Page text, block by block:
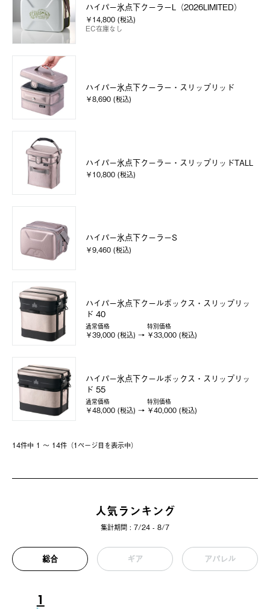
ハイパー氷点下クーラーL（2026LIMITED）
￥14,800 (税込)
EC在庫なし
ハイパー氷点下クーラー・スリップリッド
￥8,690 (税込)
ハイパー氷点下クーラー・スリップリッドTALL
￥10,800 (税込)
ハイパー氷点下クーラーS
￥9,460 (税込)
ハイパー氷点下クールボックス・スリップリッ
ド 40
通常価格
￥39,000 (税込)
特別価格
￥33,000 (税込)
ハイパー氷点下クールボックス・スリップリッ
ド 55
通常価格
￥48,000 (税込)
特別価格
￥40,000 (税込)
14件中 1 〜 14件（1ページ⽬を表⽰中）
人気ランキング
集計期間 : 7/24 - 8/7
総合 ギア アパレル
1